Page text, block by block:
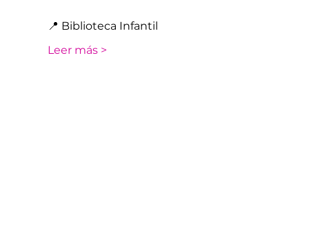
📍 Biblioteca Infantil
Leer más >